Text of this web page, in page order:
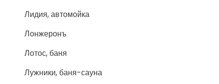
Лидия, автомойка
Лонжеронъ
Лотос, баня
Лужники, баня-сауна